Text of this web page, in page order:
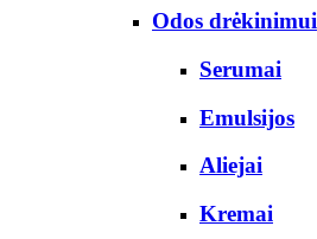
Odos drėkinimui
Serumai
Emulsijos
Aliejai
Kremai